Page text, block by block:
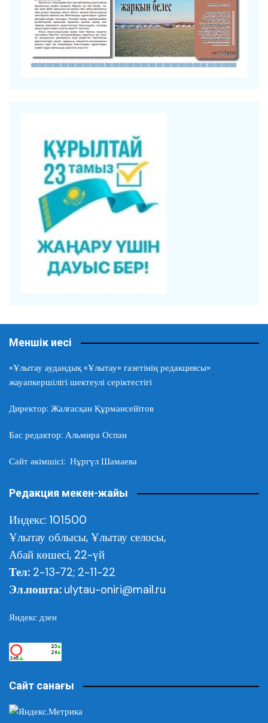
Меншік иесі
«Ұлытау аудандық «Ұлытау» газетінің редакциясы»
жауапкершілігі шектеулі серіктестігі
Директор: Жалғасқан Құрмансейітов
Бас редактор: Альмира Оспан
Сайт әкімшісі: Нұргүл Шамаева
Редакция мекен-жайы
Индекс: 101500
Ұлытау облысы, Ұлытау селосы,
Абай көшесі, 22-үй
Тел: 2-13-72; 2-11-22
Эл.пошта: ulytau-oniri@mail.ru
Яндекс дзен
Сайт санағы